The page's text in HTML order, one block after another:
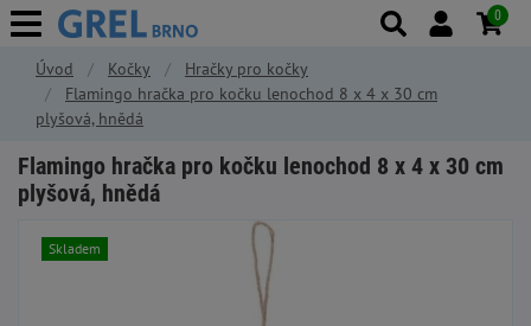
Úvod Kočky
Hračky pro kočky
Flamingo hračka pro kočku lenochod 8 x 4 x 30 cm
plyšová, hnědá
Flamingo hračka pro kočku lenochod 8 x 4 x 30 cm
plyšová, hnědá
Skladem
0